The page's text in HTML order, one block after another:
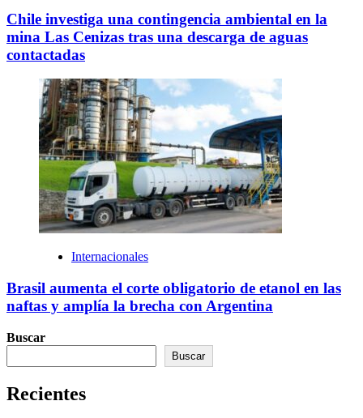
Chile investiga una contingencia ambiental en la
mina Las Cenizas tras una descarga de aguas
contactadas
Internacionales
Brasil aumenta el corte obligatorio de etanol en las
naftas y amplía la brecha con Argentina
Buscar
Buscar
Recientes